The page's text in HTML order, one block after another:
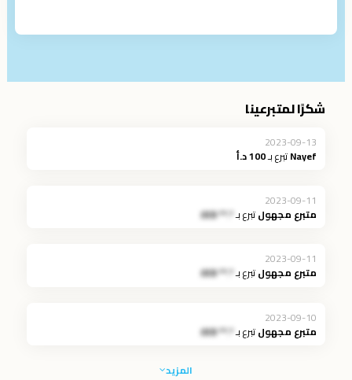
شكرًا لمتبرعينا
2023-09-13
Nayefتبرع بـ100 د.أ
2023-09-11
متبرع مجهولتبرع بـ*.** JOD
2023-09-11
متبرع مجهولتبرع بـ*.** JOD
2023-09-10
متبرع مجهولتبرع بـ*.** JOD
المزيد